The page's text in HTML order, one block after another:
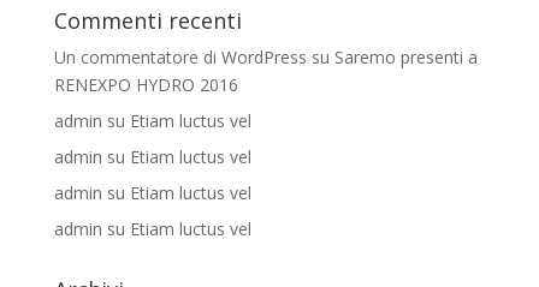
Commenti recenti
Un commentatore di WordPress su Saremo presenti a
RENEXPO HYDRO 2016
admin su Etiam luctus vel
admin su Etiam luctus vel
admin su Etiam luctus vel
admin su Etiam luctus vel